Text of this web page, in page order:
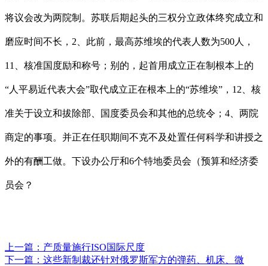
将议会改为两院制。苏联后期起头的三权分立政体终究成立和
磨应时间不长，2、此前，最高苏维埃的代表人数为500人，
11、核准国度励和称号；别的，起首用成立正在制根本上的
“人平易近代表大会”取代成立正在根本上的“苏维埃”，12、核
准关于设立和拔除部、国度委员会和其他的总统令；4、两院
商定的事项。并正在任职期间不克不及处置任何科学和讲授之
外的有酬工做。下设办公厅和6个特地委员会（预算和经济委
员会？
上一篇： 产质量施行ISO国际尺度
下一篇： 这些新制裁还针对俄罗斯军方的弹药、机床、微